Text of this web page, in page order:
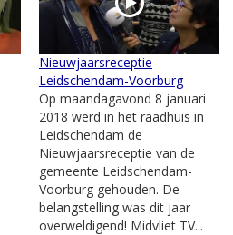
Nieuwjaarsreceptie
Leidschendam-Voorburg
Op maandagavond 8 januari
2018 werd in het raadhuis in
Leidschendam de
Nieuwjaarsreceptie van de
gemeente Leidschendam-
Voorburg gehouden. De
belangstelling was dit jaar
overweldigend! Midvliet TV...